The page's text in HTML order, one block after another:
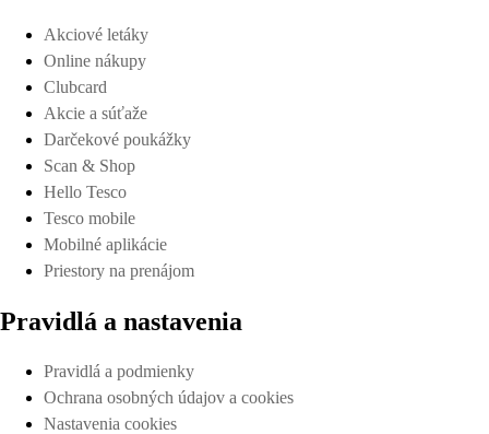
Akciové letáky
Online nákupy
Clubcard
Akcie a súťaže
Darčekové poukážky
Scan & Shop
Hello Tesco
Tesco mobile
Mobilné aplikácie
Priestory na prenájom
Pravidlá a nastavenia
Pravidlá a podmienky
Ochrana osobných údajov a cookies
Nastavenia cookies